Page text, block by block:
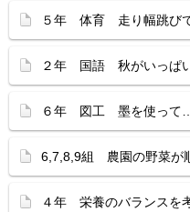
５年 体育 走り幅跳び
２年 国語 秋がいっぱ
６年 図工 墨を使って
6,7,8,9組 農園の野菜が
４年 栄養のバランスを